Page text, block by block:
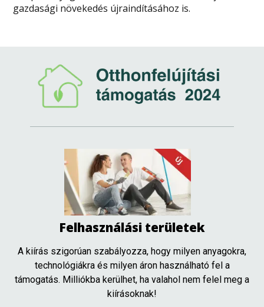
gazdasági növekedés újraindításához is.
Felhasználási területek
A kiírás szigorúan szabályozza, hogy milyen anyagokra,
technológiákra és milyen áron használható fel a
támogatás. Milliókba kerülhet, ha valahol nem felel meg a
kiírásoknak!